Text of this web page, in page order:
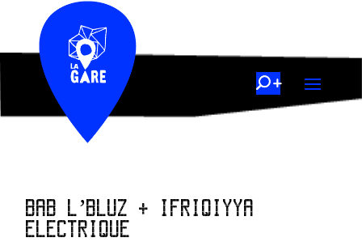
BAB L’BLUZ + IFRIQIYYA
ELECTRIQUE